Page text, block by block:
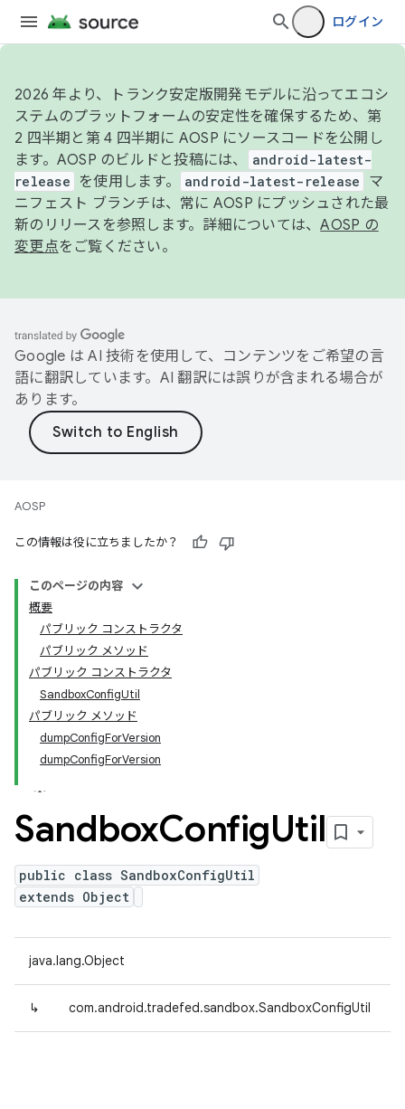
ログイン
2026 年より、トランク安定版開発モデルに沿ってエコシ
ステムのプラットフォームの安定性を確保するため、第
2 四半期と第 4 四半期に AOSP にソースコードを公開し
ます。AOSP のビルドと投稿には、
android-latest-
release
を使用します。 android-latest-release
マ
ニフェスト ブランチは、常に AOSP にプッシュされた最
新のリリースを参照します。詳細については、AOSP の
変更点をご覧ください。
Google は AI 技術を使用して、コンテンツをご希望の言
語に翻訳しています。AI 翻訳には誤りが含まれる場合が
あります。
AOSP
この情報は役に立ちましたか？
このページの内容
概要
パブリック コンストラクタ
パブリック メソッド
パブリック コンストラクタ
SandboxConfigUtil
パブリック メソッド
dumpConfigForVersion
dumpConfigForVersion
SandboxConfigUtil
public class SandboxConfigUtil
extends Object
java.lang.Object
↳ com.android.tradefed.sandbox.SandboxConfigUtil